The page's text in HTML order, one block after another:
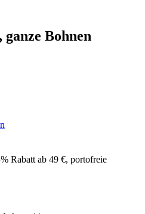
Bohnen
Rabatt ab 49 €, portofreie